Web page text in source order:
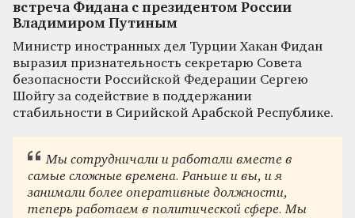
встреча Фидана с президентом России
Владимиром Путиным
Министр иностранных дел Турции Хакан Фидан
выразил признательность секретарю Совета
безопасности Российской Федерации Сергею
Шойгу за содействие в поддержании
стабильности в Сирийской Арабской Республике.
Мы сотрудничали и работали вместе в
самые сложные времена. Раньше и вы, и я
занимали более оперативные должности,
теперь работаем в политической сфере. Мы